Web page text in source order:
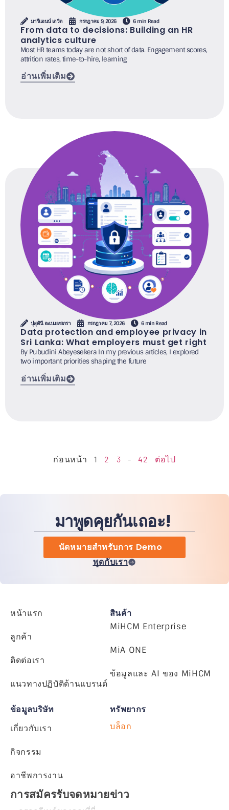
มารีแอนน์ เดวิด กรกฎาคม 9, 2026 6 min Read
From data to decisions: Building an HR
analytics culture
Most HR teams today are not short of data. Engagement scores,
attrition rates, time-to-hire, learning
อ่านเพิ่มเติม
ปุพุดินี อะเบเยเซเกรา กรกฎาคม 7, 2026 6 min Read
Data protection and employee privacy in
Sri Lanka: What employers must get right
By Pubudini Abeyesekera In my previous articles, I explored
two important priorities shaping the future
อ่านเพิ่มเติม
ก่อนหน้า 1 2 3 - 42 ต่อไป
มาพูดคุยกันเถอะ!
นัดหมายสำหรับการ Demo
พูดกับเรา
หน้าแรก
ลูกค้า
ติดต่อเรา
แนวทางปฏิบัติด้านแบรนด์
สินค้า
MiHCM Enterprise
MiA ONE
ข้อมูลและ AI ของ MiHCM
ข้อมูลบริษัท
เกี่ยวกับเรา
กิจกรรม
อาชีพการงาน
ทรัพยากร
บล็อก
การสมัครรับจดหมายข่าว